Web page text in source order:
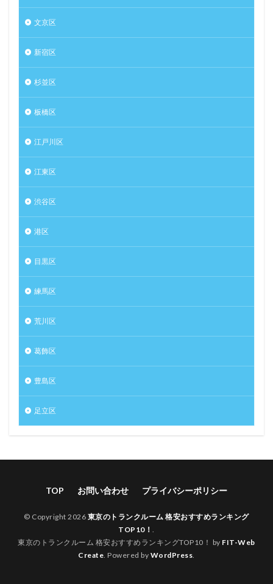
文京区
新宿区
杉並区
板橋区
江戸川区
江東区
渋谷区
港区
目黒区
練馬区
荒川区
葛飾区
豊島区
足立区
TOP お問い合わせ プライバシーポリシー
© Copyright 2026 東京のトランクルーム 格安おすすめランキング
TOP10！.
東京のトランクルーム 格安おすすめランキングTOP10！ by FIT-Web
Create. Powered by WordPress.